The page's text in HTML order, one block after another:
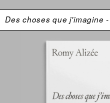
Des choses que j'imagine